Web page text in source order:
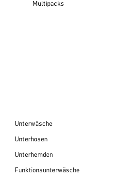
Multipacks
Unterwäsche
Unterhosen
Unterhemden
Funktionsunterwäsche